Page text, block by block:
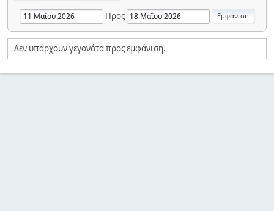
Προς
Δεν υπάρχουν γεγονότα προς εμφάνιση.